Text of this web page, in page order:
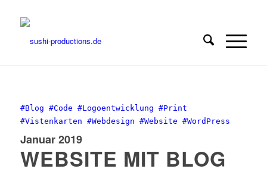
#Blog #Code #Logoentwicklung #Print
#Vistenkarten #Webdesign #Website #WordPress
Januar 2019
WEBSITE MIT BLOG